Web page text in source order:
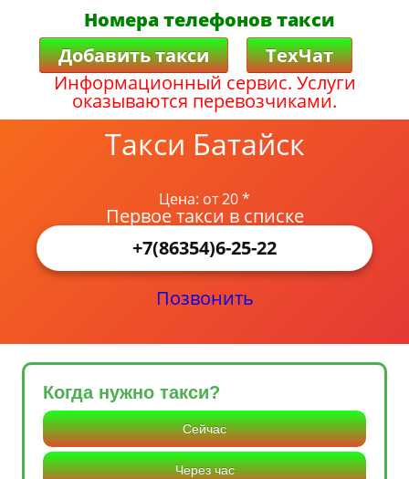
Номера телефонов такси
Добавить такси
ТехЧат
Информационный сервис. Услуги
оказываются перевозчиками.
Такси Батайск
Цена: от 20 *
Первое такси в списке
+7(86354)6-25-22
Позвонить
Когда нужно такси?
Сейчас
Через час